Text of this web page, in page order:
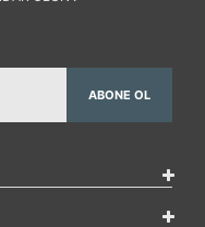
ABONE OL